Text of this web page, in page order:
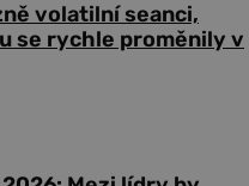
volatilní seanci,
se rychle proměnily v